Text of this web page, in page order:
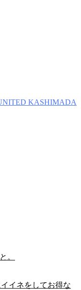
KASHIMADA
。
イネをしてお得な